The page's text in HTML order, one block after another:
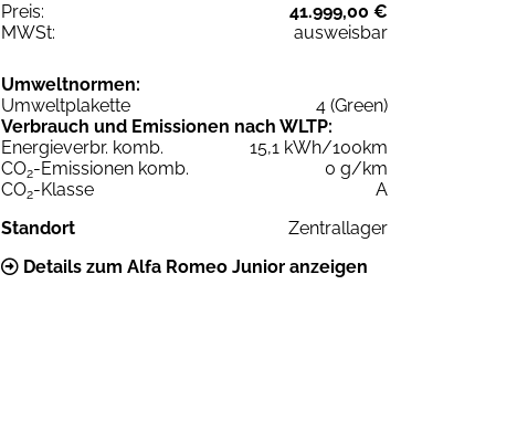
Preis:
41.999,00 €
MWSt:
ausweisbar
Umweltnormen:
Umweltplakette
4 (Green)
Verbrauch und Emissionen nach WLTP:
Energieverbr. komb.
15,1 kWh/100km
CO2-Emissionen komb.
0 g/km
CO2-Klasse
A
Standort
Zentrallager
Details zum Alfa Romeo Junior anzeigen